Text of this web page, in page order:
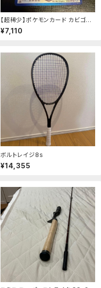
【超稀少】ポケモンカード カビゴン
プラズマ団 【美品】
¥7,110
ボルトレイジ8s
¥14,355